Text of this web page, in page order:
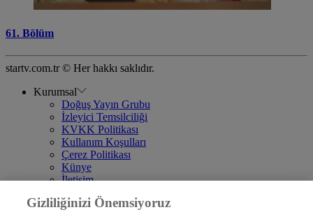
61. Bölüm
startv.com.tr © Her hakkı saklıdır.
Kurumsal
Doğuş Yayın Grubu
İzleyici Temsilciliği
KVKK Politikası
Kullanım Koşulları
Çerez Politikası
Künye
İletişim
DYG Televizyonlar
Gizliliğinizi Önemsiyoruz